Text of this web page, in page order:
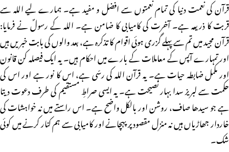
قرآن کی نعمت دنیا کی تمام نعمتوں سے افضل و مفید ہے۔ ہمارے لیے اللہ سے
قربت کا ذریعہ ہے۔ آخرت کی کامیابی کا ضامن ہے۔ اللہ کے رسولؐ نے فرمایا:
قرآن مجید میں تم سے پہلے گزری ہوئی اقوام کا تذکرہ ہے، بعد والوں کی بابت خبریں ہیں
اور تمہارے آپس کے معاملات کے بارے میں احکام ہیں۔ یہ ایک فیصلہ کن قانون
اور مکمل ضابطہ حیات ہے۔ یہ قرآن اللہ کی رسّی ہے، اس کا نور ہے اور اس کی
حکمت سے لبریز سدا بہار نصیحت ہے۔ یہ ایسی صراطِ مستقیم کی طرف دعوت دیتا
ہے جو سیدھا صاف، روشن اور بالکل واضح ہے۔ اس راستے میں نہ خواہشات کی
خاردار جھاڑیاں ہیں نہ منزل مقصود پر پہچانے اور کامیابی سے ہم کنار کرنے میں کوئی
شک۔